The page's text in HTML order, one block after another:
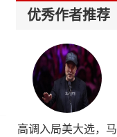
优秀作者推荐
高调入局美大选，马